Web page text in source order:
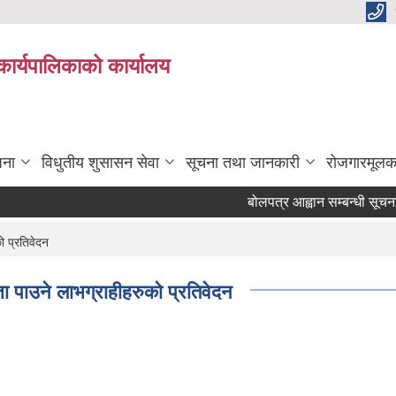
कार्यालय
विधुतीय शुसासन सेवा सूचना तथा जानकारी
बोलपत्र आह्वान सम्बन्धी सूचना
प्रतिवेदन
लाभग्राहीहरुको प्रतिवेदन